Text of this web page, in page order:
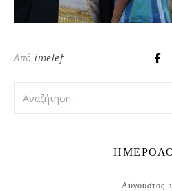
Από imelef
Αύγουστος